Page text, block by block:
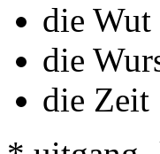
die Wut
die
die Zeit